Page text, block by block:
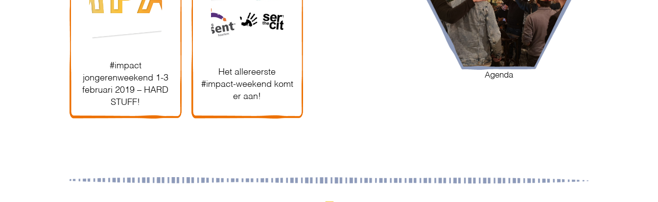
#impact
jongerenweekend 1-3
februari 2019 – HARD
STUFF!
Het allereerste
#impact-weekend komt
er aan!
Agenda